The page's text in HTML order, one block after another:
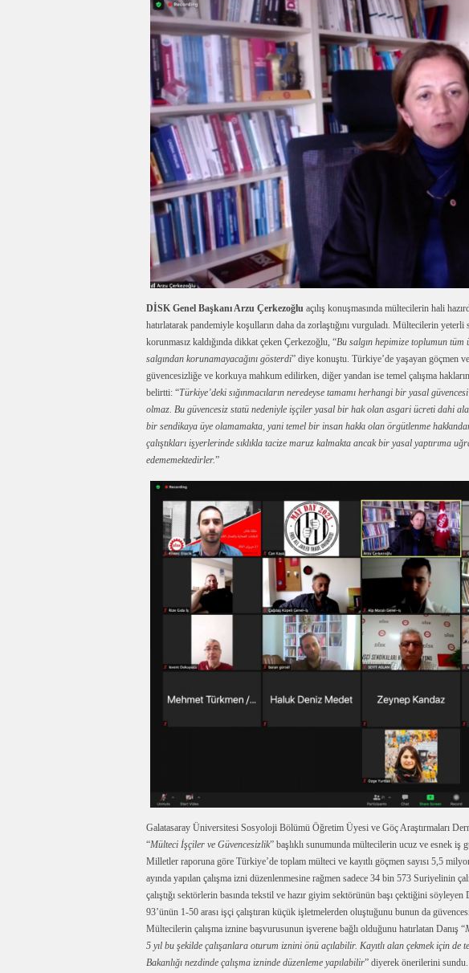
DİSK Genel Başkanı Arzu Çerkezoğlu açılış konuşmasında mültecilerin hali
hatırlatarak pandemiyle koşulların daha da zorlaştığını vurguladı. Mültecilerin yeterli
korunmasız kaldığında dikkat çeken Çerkezoğlu, “Bu salgın hepimize toplumun tüm
salgından korunamayacağını gösterdi” diye konuştu. Türkiye’de yaşayan göçmen
güvencesizliğe ve korkuya mahkum edilirken, diğer yandan ise temel çalışma
belirtti: “Türkiye’deki sığınmacıların neredeyse tamamı herhangi bir yasal
olmaz. Bu güvencesiz statü nedeniyle işçiler yasal bir hak olan asgari ücreti dahi
bir sendikaya üye olamamakta, yani temel bir insan hakkı olan örgütlenme
çalıştıkları işyerlerinde sıklıkla tacize maruz kalmakta ancak bir yasal yaptırıma
edememektedirler.”
Galatasaray Üniversitesi Sosyoloji Bölümü Öğretim Üyesi ve Göç Araştırmaları
“Mülteci İşçiler ve Güvencesizlik” başlıklı sunumunda mültecilerin ucuz ve esnek iş
Milletler raporuna göre Türkiye’de toplam mülteci ve kayıtlı göçmen sayısı 5,5
ayında yapılan çalışma izni düzenlenmesine rağmen sadece 34 bin 573 Suriyelinin
çalıştığı sektörlerin basında tekstil ve hazır giyim sektörünün başı çektiğini
93’ünün 1-50 arası işçi çalıştıran küçük işletmelerden oluştuğunu bunun da güvencesiz
Mültecilerin çalışma iznine başvurusunun işverene bağlı olduğunu hatırlatan Danış “
5 yıl bu şekilde çalışanlara oturum iznini önü açılabilir. Kayıtlı alan çekmek için de
Bakanlığı nezdinde çalışma izninde düzenleme yapılabilir” diyerek önerilerini sundu.